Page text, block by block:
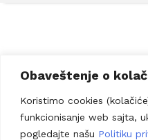
Obaveštenje o
Koristimo cookies
funkcionisanje web sajta,
pogledajte našu Politiku